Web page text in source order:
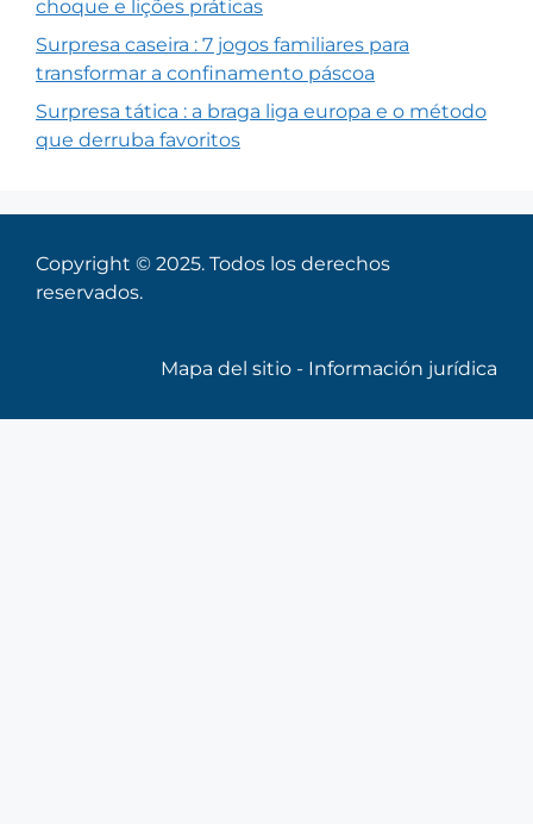
choque e lições práticas
Surpresa caseira : 7 jogos familiares para
transformar a confinamento páscoa
Surpresa tática : a braga liga europa e o método
que derruba favoritos
Copyright © 2025. Todos los derechos
reservados.
Mapa del sitio - Información jurídica